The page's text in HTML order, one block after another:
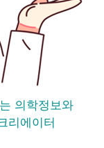
의학정보와
리에이터